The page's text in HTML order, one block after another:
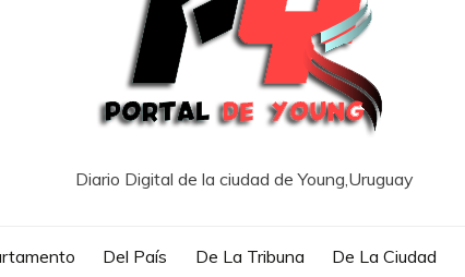
Diario Digital de la ciudad de Young,Uruguay
Del País De La Tribuna De La Ciudad